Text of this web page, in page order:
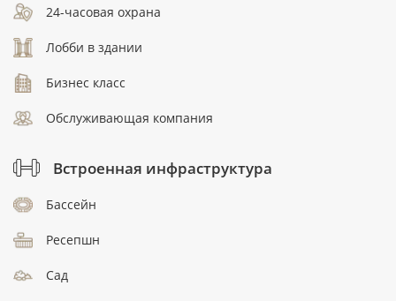
24-часовая охрана
Лобби в здании
Бизнес класс
Обслуживающая компания
Встроенная инфраструктура
Бассейн
Ресепшн
Сад